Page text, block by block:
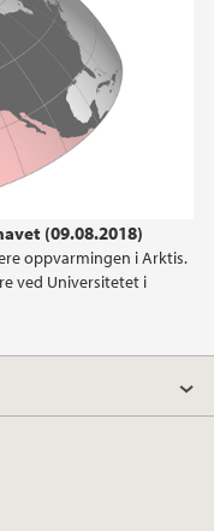
(09.08.2018)
oppvarmingen i Arktis.
ved Universitetet i